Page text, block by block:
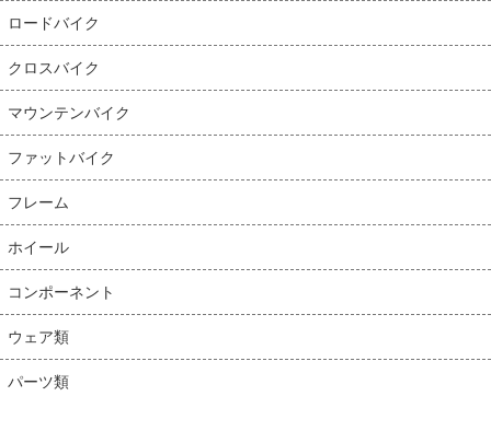
ロードバイク
クロスバイク
マウンテンバイク
ファットバイク
フレーム
ホイール
コンポーネント
ウェア類
パーツ類